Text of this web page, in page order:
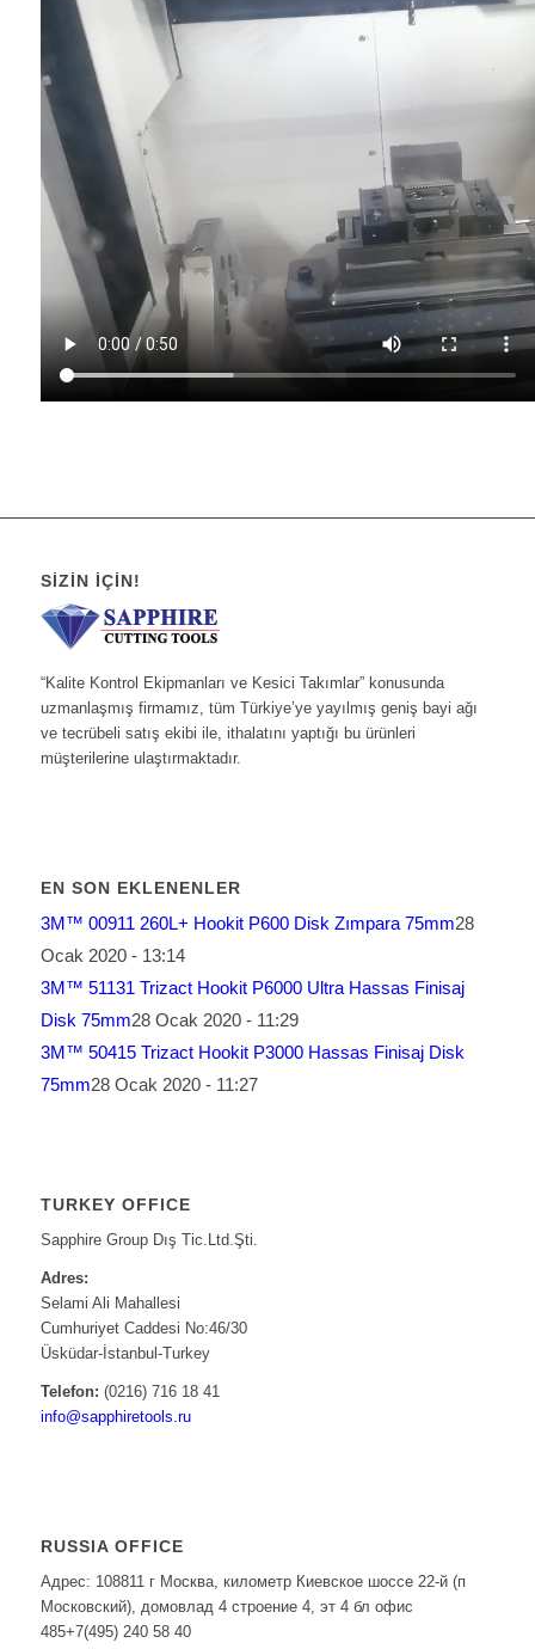
SIZIN İÇIN!
“Kalite Kontrol Ekipmanları ve Kesici Takımlar” konusunda
uzmanlaşmış firmamız, tüm Türkiye’ye yayılmış geniş bayi ağı
ve tecrübeli satış ekibi ile, ithalatını yaptığı bu ürünleri
müşterilerine ulaştırmaktadır.
EN SON EKLENENLER
3M™ 00911 260L+ Hookit P600 Disk Zımpara 75mm28
Ocak 2020 - 13:14
3M™ 51131 Trizact Hookit P6000 Ultra Hassas Finisaj
Disk 75mm28 Ocak 2020 - 11:29
3M™ 50415 Trizact Hookit P3000 Hassas Finisaj Disk
75mm28 Ocak 2020 - 11:27
TURKEY OFFICE
Sapphire Group Dış Tic.Ltd.Şti.
Adres:
Selami Ali Mahallesi
Cumhuriyet Caddesi No:46/30
Üsküdar-İstanbul-Turkey
Telefon: (0216) 716 18 41
info@sapphiretools.ru
RUSSIA OFFICE
Адрес: 108811 г Москва, километр Киевское шоссе 22-й (п
Московский), домовлад 4 строение 4, эт 4 бл офис
485+7(495) 240 58 40